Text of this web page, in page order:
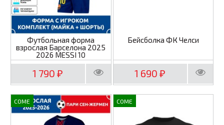
Футбольная форма
взрослая Барселона 2025
2026 MESSI 10
1 790₽
Бейсболка ФК Челси
1 690₽
COME COME